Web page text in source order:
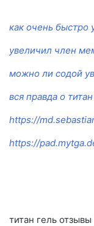
как очень быстро
увеличил член
можно ли содой
вся правда о
https://
https://
титан гель